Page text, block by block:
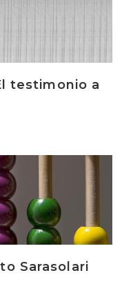
testimonio a
Sarasolari